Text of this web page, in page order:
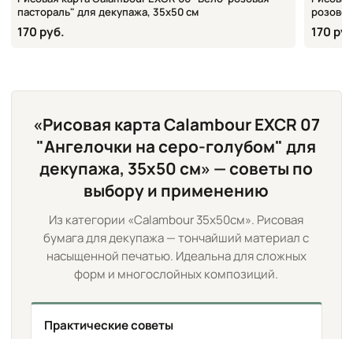
пастораль" для декупажа, 35х50 см
170 руб. 170
«Рисовая карта Calambour EXCR 07
"Ангелочки на серо-голубом" для
декупажа, 35х50 см» — советы по
выбору и применению
Из категории «Calambour 35х50см». Рисовая
бумага для декупажа — тончайший материал с
насыщенной печатью. Идеальна для сложных
форм и многослойных композиций.
Практические советы